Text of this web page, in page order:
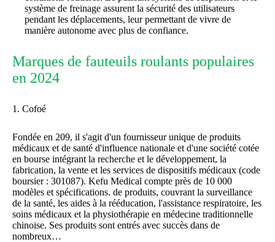
système de freinage assurent la sécurité des utilisateurs
pendant les déplacements, leur permettant de vivre de
manière autonome avec plus de confiance.
Marques de fauteuils roulants populaires
en 2024
1. Cofoé
Fondée en 209, il s'agit d'un fournisseur unique de produits
médicaux et de santé d'influence nationale et d'une société cotée
en bourse intégrant la recherche et le développement, la
fabrication, la vente et les services de dispositifs médicaux (code
boursier : 301087). Kefu Medical compte près de 10 000
modèles et spécifications. de produits, couvrant la surveillance
de la santé, les aides à la rééducation, l'assistance respiratoire, les
soins médicaux et la physiothérapie en médecine traditionnelle
chinoise. Ses produits sont entrés avec succès dans de
nombreux…